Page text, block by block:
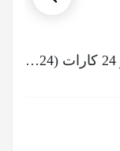
عود ناندیتا NaNDITa مدل دست ساز 24 کارات (24 عیار ) 24 Karat